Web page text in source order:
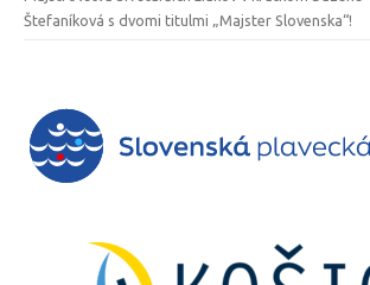
Štefaníková s dvomi titulmi „Majster Slovenska“!